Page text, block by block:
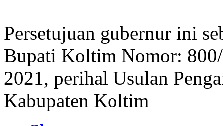
Persetujuan gubernur ini
Bupati Koltim Nomor:
2021, perihal Usulan
Kabupaten Koltim